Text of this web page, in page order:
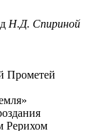
Н.Д. Спириной
Прометей
Рерихом